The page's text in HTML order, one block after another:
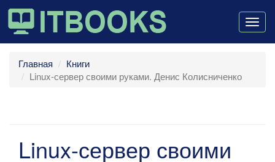
Главная
Книги
Linux-сервер своими руками. Денис Колисниченко
Linux-сервер своими